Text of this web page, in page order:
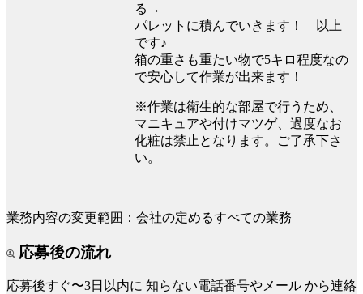
る→
パレットに積んでいきます！ 以上
です♪
箱の重さも重たい物で5キロ程度なの
で安心して作業が出来ます！
※作業は衛生的な部屋で行うため、
マニキュアや付けマツゲ、過度なお
化粧は禁止となります。ご了承下さ
い。
業務内容の変更範囲：会社の定めるすべての業務
応募後の流れ
応募後すぐ〜3日以内に 知らない電話番号やメール から連絡